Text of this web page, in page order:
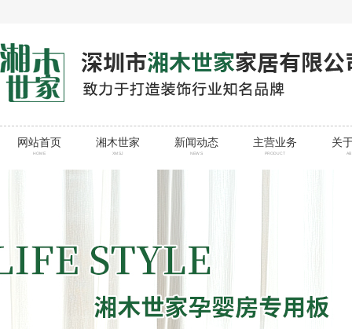
网站首页
HOME
湘木世家
XMSJ
新闻动态
NEWS
主营业务
PRODUCT
关